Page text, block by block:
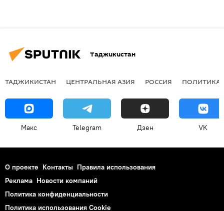
Таджикистан
ТАДЖИКИСТАН ЦЕНТРАЛЬНАЯ АЗИЯ РОССИЯ ПОЛИТИКА
Макс Telegram Дзен VK
О проекте Контакты Правила использования
Реклама Новости компаний
Политика конфиденциальности
Политика использования Cookie